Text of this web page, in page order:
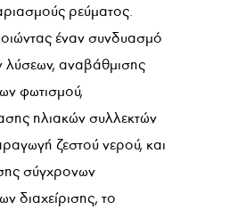
ρεύματος.
έναν συνδυασμό
λύσεων, αναβάθμισης
φωτισμού,
ηλιακών συλλεκτών
ζεστού νερού, και
σύγχρονων
διαχείρισης, το